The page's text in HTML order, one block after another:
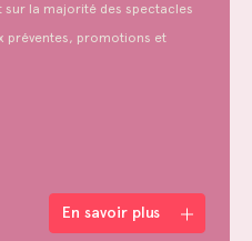
sur la majorité des spectacles
préventes, promotions et
En savoir plus